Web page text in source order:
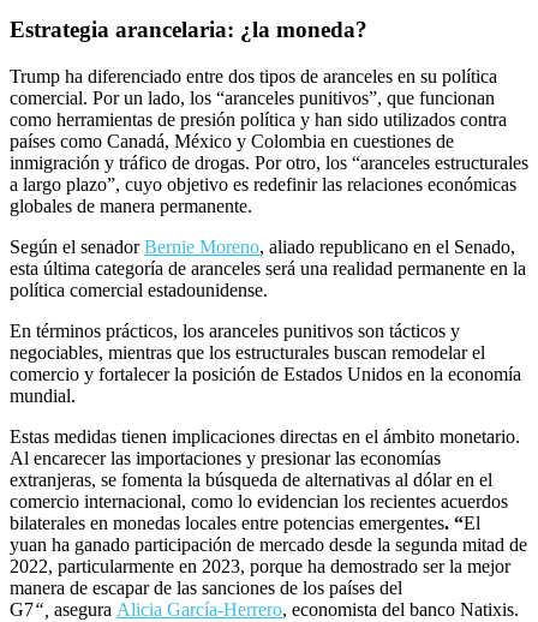
Estrategia arancelaria: ¿la moneda?
Trump ha diferenciado entre dos tipos de aranceles en su política
comercial. Por un lado, los “aranceles punitivos”, que funcionan
como herramientas de presión política y han sido utilizados contra
países como Canadá, México y Colombia en cuestiones de
inmigración y tráfico de drogas. Por otro, los “aranceles estructurales
a largo plazo”, cuyo objetivo es redefinir las relaciones económicas
globales de manera permanente.
Según el senadorBernie Moreno, aliado republicano en el Senado,
esta última categoría de aranceles será una realidad permanente en la
política comercial estadounidense.
En términos prácticos, los aranceles punitivos son tácticos y
negociables, mientras que los estructurales buscan remodelar el
comercio y fortalecer la posición de Estados Unidos en la economía
mundial.
Estas medidas tienen implicaciones directas en el ámbito monetario.
Al encarecer las importaciones y presionar las economías
extranjeras, se fomenta la búsqueda de alternativas al dólar en el
comercio internacional, como lo evidencian los recientes acuerdos
bilaterales en monedas locales entre potencias emergentes. “El
yuan ha ganado participación de mercado desde la segunda mitad de
2022, particularmente en 2023, porque ha demostrado ser la mejor
manera de escapar de las sanciones de los países del
G7“, asegura Alicia García-Herrero, economista del banco Natixis.